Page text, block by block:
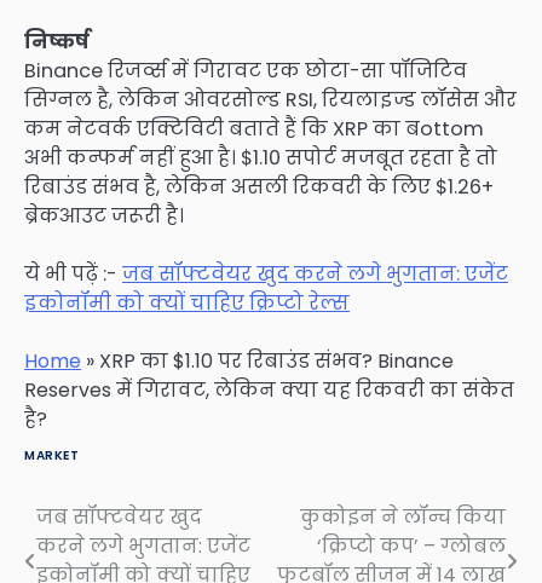
निष्कर्ष
Binance रिजर्व्स में गिरावट एक छोटा-सा पॉजिटिव
सिग्नल है, लेकिन ओवरसोल्ड RSI, रियलाइज्ड लॉसेस और
कम नेटवर्क एक्टिविटी बताते हैं कि XRP का बottom
अभी कन्फर्म नहीं हुआ है। $1.10 सपोर्ट मजबूत रहता है तो
रिबाउंड संभव है, लेकिन असली रिकवरी के लिए $1.26+
ब्रेकआउट जरूरी है।
ये भी पढ़ें :- जब सॉफ्टवेयर खुद करने लगे भुगतान: एजेंट
इकोनॉमी को क्यों चाहिए क्रिप्टो रेल्स
Home » XRP का $1.10 पर रिबाउंड संभव? Binance
Reserves में गिरावट, लेकिन क्या यह रिकवरी का संकेत
है?
MARKET
Post
navigation
जब सॉफ्टवेयर खुद
करने लगे भुगतान: एजेंट
इकोनॉमी को क्यों चाहिए
कुकोइन ने लॉन्च किया
‘क्रिप्टो कप’ – ग्लोबल
फुटबॉल सीजन में 14 लाख